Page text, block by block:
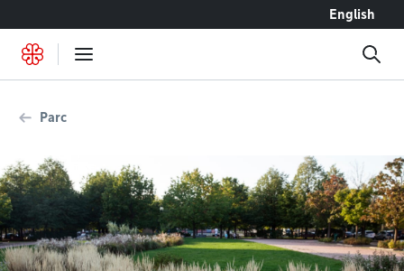
English
Parc